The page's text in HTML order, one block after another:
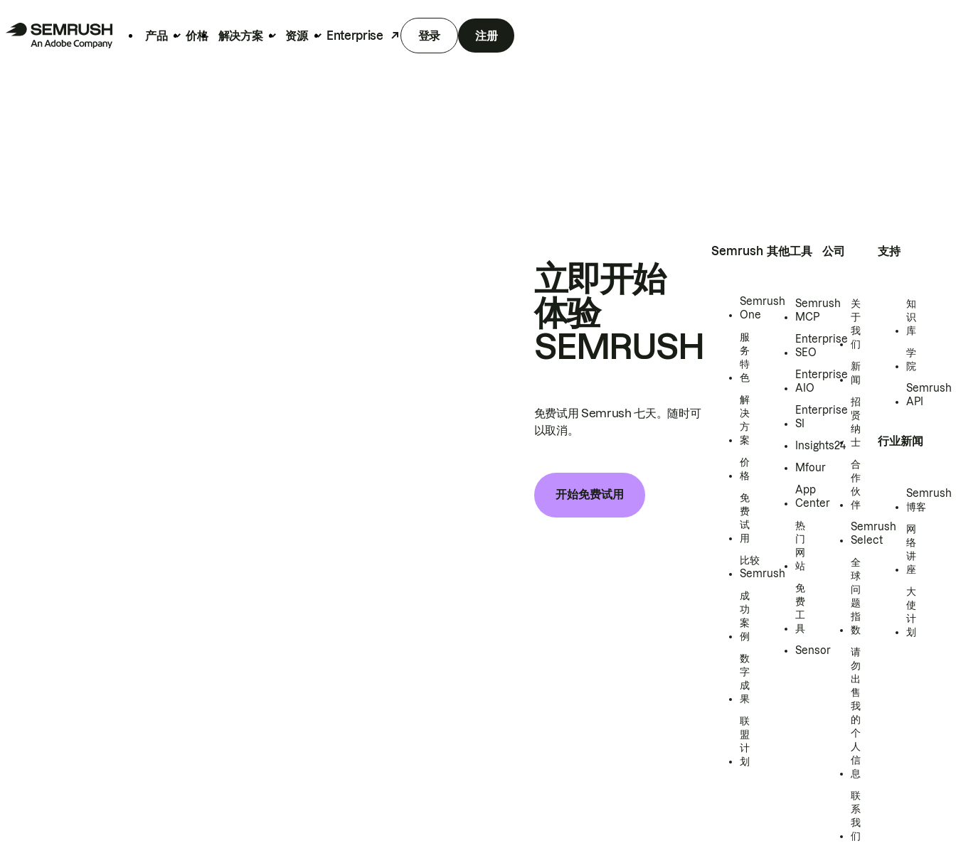
产品 价格 解决方案 资源 Enterprise 登录 注册
立即开始
体验
SEMRUSH
免费试用 Semrush 七天。随时可
以取消。
开始免费试用
Semrush
Semrush
One
服
务
特
色
解
决
方
案
价
格
免
费
试
用
比较
Semrush
成
功
案
例
数
字
成
果
联
盟
计
划
其他工具
Semrush
MCP
Enterprise
SEO
Enterprise
AIO
Enterprise
SI
Insights24
Mfour
App
Center
热
门
网
站
免
费
工
具
Sensor
公司
关
于
我
们
新
闻
招
贤
纳
士
合
作
伙
伴
Semrush
Select
全
球
问
题
指
数
请
勿
出
售
我
的
个
人
信
息
联
系
我
们
支持
知
识
库
学
院
Semrush
API
行业新闻
Semrush
博客
网
络
讲
座
大
使
计
划